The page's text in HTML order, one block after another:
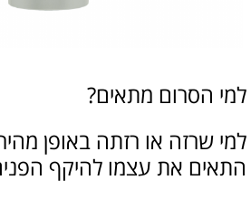
למי הסרום מתאים?
למי שרזה או רזתה באופן
התאים את עצמו להיקף